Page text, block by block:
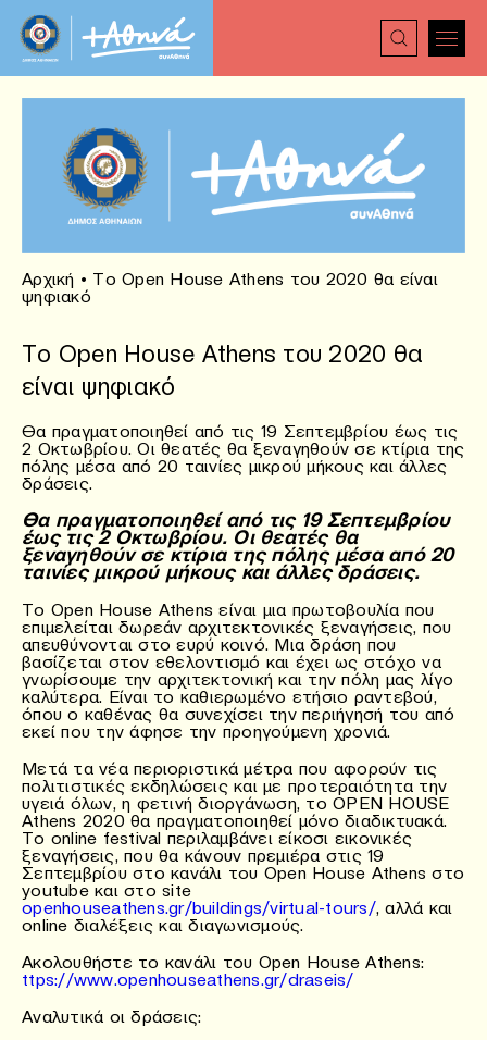
Αρχική • Το Open House Athens του 2020 θα είναι
ψηφιακό
Το Open House Athens του 2020 θα
είναι ψηφιακό
Θα πραγματοποιηθεί από τις 19 Σεπτεμβρίου έως τις
2 Οκτωβρίου. Οι θεατές θα ξεναγηθούν σε κτίρια της
πόλης μέσα από 20 ταινίες μικρού μήκους και άλλες
δράσεις.
Θα πραγματοποιηθεί από τις 19 Σεπτεμβρίου
έως τις 2 Οκτωβρίου. Οι θεατές θα
ξεναγηθούν σε κτίρια της πόλης μέσα από 20
ταινίες μικρού μήκους και άλλες δράσεις.
Το Open House Athens είναι μια πρωτοβουλία που
επιμελείται δωρεάν αρχιτεκτονικές ξεναγήσεις, που
απευθύνονται στο ευρύ κοινό. Μια δράση που
βασίζεται στον εθελοντισμό και έχει ως στόχο να
γνωρίσουμε την αρχιτεκτονική και την πόλη μας λίγο
καλύτερα. Είναι το καθιερωμένο ετήσιο ραντεβού,
όπου ο καθένας θα συνεχίσει την περιήγησή του από
εκεί που την άφησε την προηγούμενη χρονιά.
Μετά τα νέα περιοριστικά μέτρα που αφορούν τις
πολιτιστικές εκδηλώσεις και με προτεραιότητα την
υγειά όλων, η φετινή διοργάνωση, το OPEN HOUSE
Athens 2020 θα πραγματοποιηθεί μόνο διαδικτυακά.
Το online festival περιλαμβάνει είκοσι εικονικές
ξεναγήσεις, που θα κάνουν πρεμιέρα στις 19
Σεπτεμβρίου στο κανάλι του Open House Athens στο
youtube και στο site
openhouseathens.gr/buildings/virtual-tours/, αλλά και
online διαλέξεις και διαγωνισμούς.
Ακολουθήστε το κανάλι του Open House Athens:
ttps://www.openhouseathens.gr/draseis/
Αναλυτικά οι δράσεις: